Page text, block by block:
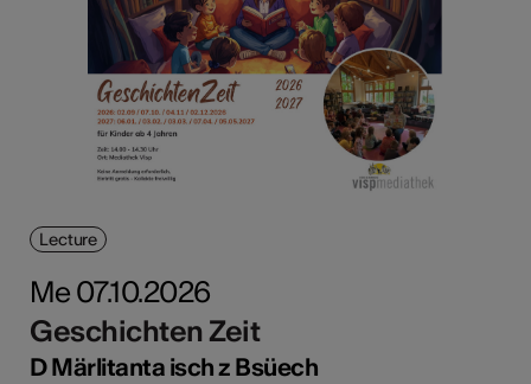
Lecture
Me 07.10.2026
Geschichten Zeit
D Märlitanta isch z Bsüech